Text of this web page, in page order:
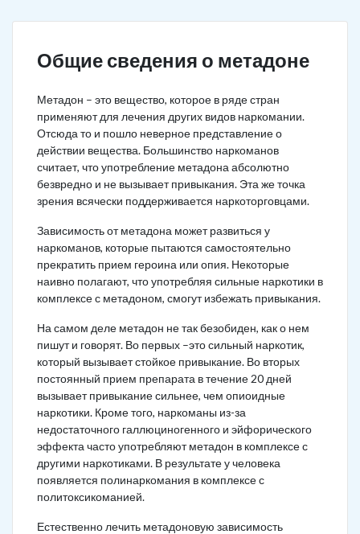
Общие сведения о метадоне
Метадон – это вещество, которое в ряде стран
применяют для лечения других видов наркомании.
Отсюда то и пошло неверное представление о
действии вещества. Большинство наркоманов
считает, что употребление метадона абсолютно
безвредно и не вызывает привыкания. Эта же точка
зрения всячески поддерживается наркоторговцами.
Зависимость от метадона может развиться у
наркоманов, которые пытаются самостоятельно
прекратить прием героина или опия. Некоторые
наивно полагают, что употребляя сильные наркотики в
комплексе с метадоном, смогут избежать привыкания.
На самом деле метадон не так безобиден, как о нем
пишут и говорят. Во первых –это сильный наркотик,
который вызывает стойкое привыкание. Во вторых
постоянный прием препарата в течение 20 дней
вызывает привыкание сильнее, чем опиоидные
наркотики. Кроме того, наркоманы из-за
недостаточного галлюциногенного и эйфорического
эффекта часто употребляют метадон в комплексе с
другими наркотиками. В результате у человека
появляется полинаркомания в комплексе с
политоксикоманией.
Естественно лечить метадоновую зависимость